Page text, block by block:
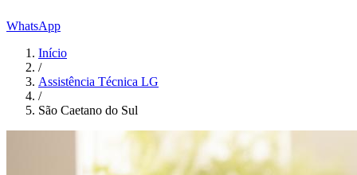
WhatsApp
Início
/
Assistência Técnica LG
/
São Caetano do Sul